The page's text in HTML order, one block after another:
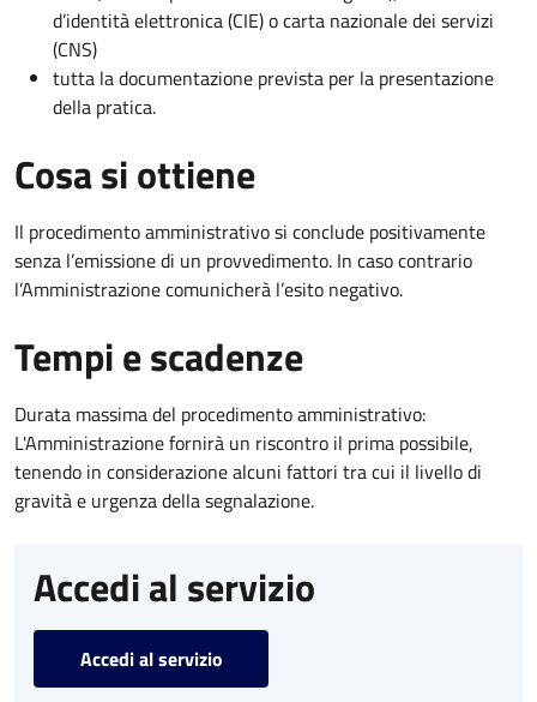
d’identità elettronica (CIE) o carta nazionale dei servizi
(CNS)
tutta la documentazione prevista per la presentazione
della pratica.
Cosa si ottiene
Il procedimento amministrativo si conclude positivamente
senza l’emissione di un provvedimento. In caso contrario
l’Amministrazione comunicherà l’esito negativo.
Tempi e scadenze
Durata massima del procedimento amministrativo:
L'Amministrazione fornirà un riscontro il prima possibile,
tenendo in considerazione alcuni fattori tra cui il livello di
gravità e urgenza della segnalazione.
Accedi al servizio
Accedi al servizio